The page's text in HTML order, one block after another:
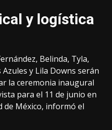
y logística
Belinda, Tyla,
y Lila Downs serán
la ceremonia inaugural
para el 11 de junio en
de México, informó el